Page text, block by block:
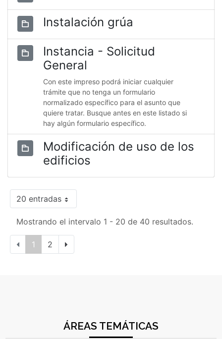
Instalación grúa
Instancia - Solicitud
General
Con este impreso podrá iniciar cualquier
trámite que no tenga un formulario
normalizado específico para el asunto que
quiere tratar. Busque antes en este listado si
hay algún formulario específico.
Modificación de uso de los
edificios
20 entradas
Mostrando el intervalo 1 - 20 de 40 resultados.
1 2
ÁREAS TEMÁTICAS